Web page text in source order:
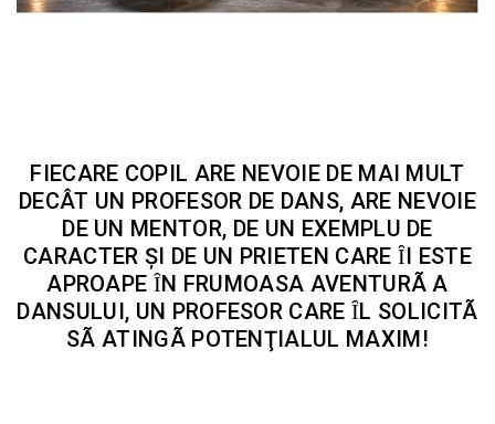
FIECARE COPIL ARE NEVOIE DE MAI MULT
DECÂT UN PROFESOR DE DANS, ARE NEVOIE
DE UN MENTOR, DE UN EXEMPLU DE
CARACTER ȘI DE UN PRIETEN CARE ȊI ESTE
APROAPE ȊN FRUMOASA AVENTURÃ A
DANSULUI, UN PROFESOR CARE ȊL SOLICITÃ
SÃ ATINGÃ POTENŢIALUL MAXIM!